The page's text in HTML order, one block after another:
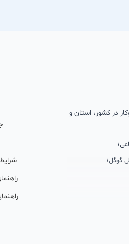
در کشور، استان و
گوگل؛